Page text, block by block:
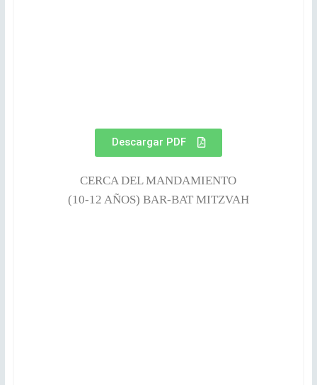
Descargar PDF
CERCA DEL MANDAMIENTO
(10-12 AÑOS) BAR-BAT MITZVAH